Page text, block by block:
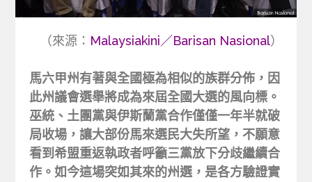
（來源： Malaysiakini／Barisan Nasional）
馬六甲州有著與全國極為相似的族群分佈，因
此州議會選舉將成為來屆全國大選的風向標。
巫統、土團黨與伊斯蘭黨合作僅僅一年半就破
局收場，讓大部份馬來選民大失所望，不願意
看到希盟重返執政者呼籲三黨放下分歧繼續合
作。如今這場突如其來的州選，是各方驗證實